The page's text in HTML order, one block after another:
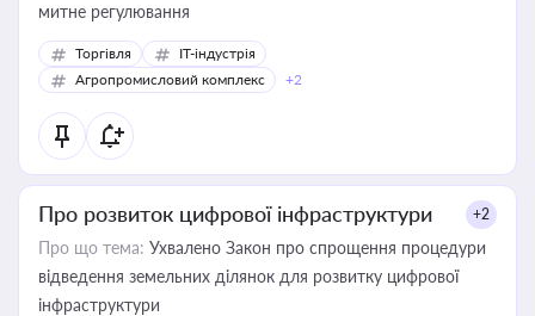
митне регулювання
Торгівля
IT-індустрія
Агропромисловий комплекс
+2
Про розвиток цифрової інфраструктури +2
Про що тема: Ухвалено Закон про спрощення процедури
відведення земельних ділянок для розвитку цифрової
інфраструктури